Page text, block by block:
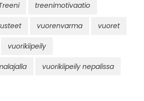
treenimotivaatio
vuorenvarma vuoret
vuorikiipeily
vuorikiipeily nepalissa